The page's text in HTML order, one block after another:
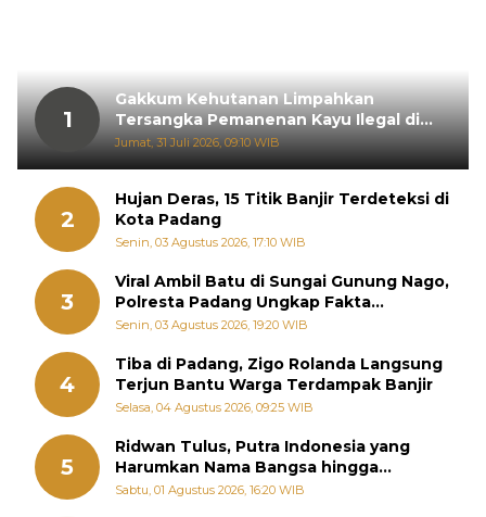
1
Gakkum Kehutanan Limpahkan
Tersangka Pemanenan Kayu Ilegal di
Sariak Bayang ke Kejari Solok
Jumat, 31 Juli 2026, 09:10 WIB
2
Hujan Deras, 15 Titik Banjir Terdeteksi di
Kota Padang
Senin, 03 Agustus 2026, 17:10 WIB
3
Viral Ambil Batu di Sungai Gunung Nago,
Polresta Padang Ungkap Fakta
Sebenarnya
Senin, 03 Agustus 2026, 19:20 WIB
4
Tiba di Padang, Zigo Rolanda Langsung
Terjun Bantu Warga Terdampak Banjir
Selasa, 04 Agustus 2026, 09:25 WIB
5
Ridwan Tulus, Putra Indonesia yang
Harumkan Nama Bangsa hingga
Diabadikan dalam Buku Jepang
Sabtu, 01 Agustus 2026, 16:20 WIB